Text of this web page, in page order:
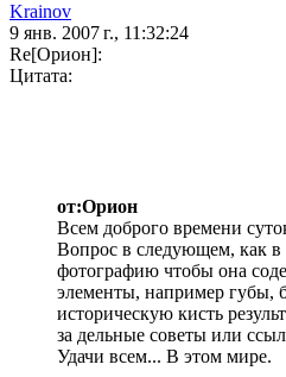
Krainov
9 янв. 2007 г., 11:32:24
Re[Орион]:
Цитата:
от:Орион
Всем доброго времени
Вопрос в следующем, как в
фотографию чтобы она
элементы, например губы,
историческую кисть
за дельные советы или
Удачи всем... В этом мире.